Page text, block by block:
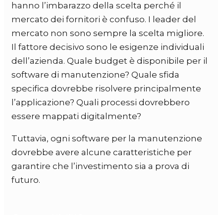
hanno l’imbarazzo della scelta perché il
mercato dei fornitori è confuso. I leader del
mercato non sono sempre la scelta migliore.
Il fattore decisivo sono le esigenze individuali
dell’azienda. Quale budget è disponibile per il
software di manutenzione? Quale sfida
specifica dovrebbe risolvere principalmente
l’applicazione? Quali processi dovrebbero
essere mappati digitalmente?
Tuttavia, ogni software per la manutenzione
dovrebbe avere alcune caratteristiche per
garantire che l’investimento sia a prova di
futuro.